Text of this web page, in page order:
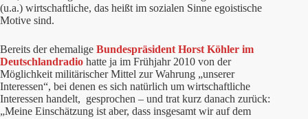
(u.a.) wirtschaftliche, das heißt im sozialen Sinne egoistische
Motive sind.
Bereits der ehemalige Bundespräsident Horst Köhler im
Deutschlandradio hatte ja im Frühjahr 2010 von der
Möglichkeit militärischer Mittel zur Wahrung „unserer
Interessen“, bei denen es sich natürlich um wirtschaftliche
Interessen handelt, gesprochen – und trat kurz danach zurück:
„Meine Einschätzung ist aber, dass insgesamt wir auf dem